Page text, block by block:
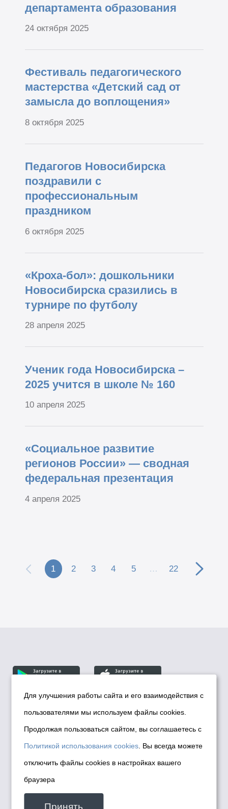
департамента образования
24 октября 2025
Фестиваль педагогического
мастерства «Детский сад от
замысла до воплощения»
8 октября 2025
Педагогов Новосибирска
поздравили с
профессиональным
праздником
6 октября 2025
«Кроха-бол»: дошкольники
Новосибирска сразились в
турнире по футболу
28 апреля 2025
Ученик года Новосибирска –
2025 учится в школе № 160
10 апреля 2025
«Социальное развитие
регионов России» — сводная
федеральная презентация
4 апреля 2025
1 2 3 4 5 … 22
© Департамент информационной политики мэрии
города Новосибирска, 2026
Политика использования Cookies
Политика по обработке персональных
данных в информационных системах
мэрии города Новосибирска
Техническая поддержка сайта -
Для улучшения работы сайта и его взаимодействия с
пользователями мы используем файлы cookies.
Продолжая пользоваться сайтом, вы соглашаетесь с
Политикой использования cookies . Вы всегда можете
отключить файлы cookies в настройках вашего
браузера
Принять